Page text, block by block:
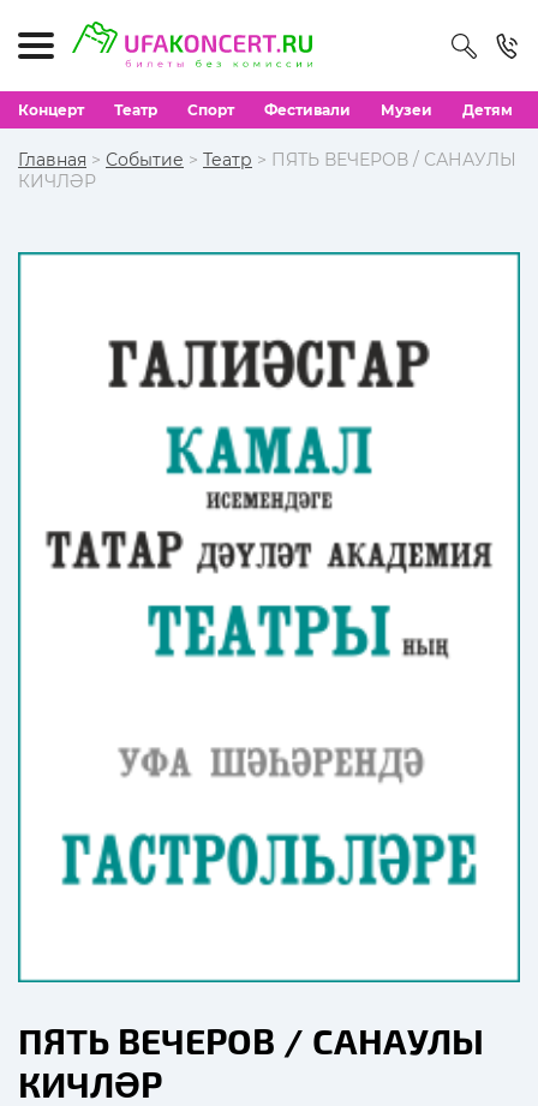
Концерт Театр Спорт Фестивали Музеи Детям
Главная > Событие > Театр > ПЯТЬ ВЕЧЕРОВ / САНАУЛЫ
КИЧЛӘР
ПЯТЬ ВЕЧЕРОВ / САНАУЛЫ
КИЧЛӘР